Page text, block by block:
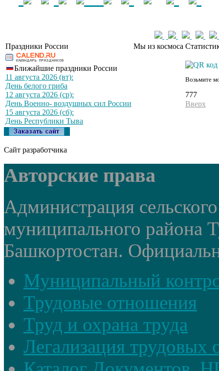
Праздники России Мы из космоса
Ближайшие праздники России
11 августа 2026 (вт):
День белого гриба
12 августа 2026 (ср):
День Военно- воздушных сил России
15 августа 2026 (сб):
День Республики Тыва
Возьмите
777
Вверх
Сайт разработчика
Авторские права
Администрация
муниципального района
Башкортостан.
Муниципальный
Трудовые отношения
Труд и охрана труда
Легализация трудовых